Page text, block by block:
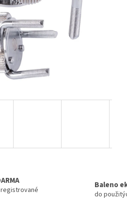
registrované
Baleno
do